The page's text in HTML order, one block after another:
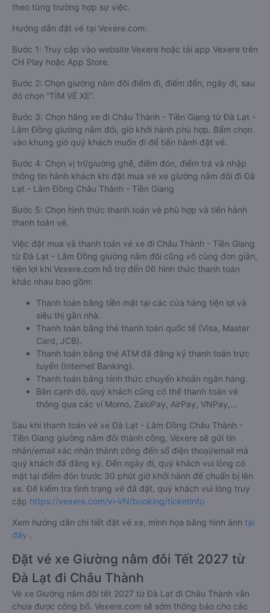
theo từng trường hợp sự việc.
Hướng dẫn đặt vé tại Vexere.com:
Bước 1: Truy cập vào website Vexere hoặc tải app Vexere trên
CH Play hoặc App Store.
Bước 2: Chọn giường nằm đôi điểm đi, điểm đến, ngày đi, sau
đó chọn “TÌM VÉ XE”.
Bước 3: Chọn hãng xe đi Châu Thành - Tiền Giang từ Đà Lạt -
Lâm Đồng giường nằm đôi, giờ khởi hành phù hợp. Bấm chọn
vào khung giờ quý khách muốn đi để tiến hành đặt vé.
Bước 4: Chọn vị trí/giường ghế, điểm đón, điểm trả và nhập
thông tin hành khách khi đặt mua vé xe giường nằm đôi đi Đà
Lạt - Lâm Đồng Châu Thành - Tiền Giang
Bước 5: Chọn hình thức thanh toán vé phù hợp và tiến hành
thanh toán vé.
Việc đặt mua và thanh toán vé xe đi Châu Thành - Tiền Giang
từ Đà Lạt - Lâm Đồng giường nằm đôi cũng vô cùng đơn giản,
tiện lợi khi Vexere.com hỗ trợ đến 06 hình thức thanh toán
khác nhau bao gồm:
Thanh toán bằng tiền mặt tại các cửa hàng tiện lợi và
siêu thị gần nhà.
Thanh toán bằng thẻ thanh toán quốc tế (Visa, Master
Card, JCB).
Thanh toán bằng thẻ ATM đã đăng ký thanh toán trực
tuyến (Internet Banking).
Thanh toán bằng hình thức chuyển khoản ngân hàng.
Bên cạnh đó, quý khách cũng có thể thanh toán vé
thông qua các ví Momo, ZaloPay, AirPay, VNPay,…
Sau khi thanh toán vé xe Đà Lạt - Lâm Đồng Châu Thành -
Tiền Giang giường nằm đôi thành công, Vexere sẽ gửi tin
nhắn/email xác nhận thành công đến số điện thoại/email mà
quý khách đã đăng ký. Đến ngày đi, quý khách vui lòng có
mặt tại điểm đón trước 30 phút giờ khởi hành để chuẩn bị lên
xe. Để kiểm tra tình trạng vé đã đặt, quý khách vui lòng truy
cập https://vexere.com/vi-VN/booking/ticketinfo
Xem hướng dẫn chi tiết đặt vé xe, minh họa bằng hình ảnh tại
đây .
Đặt vé xe Giường nằm đôi Tết 2027 từ
Đà Lạt đi Châu Thành
Vé xe Giường nằm đôi tết 2027 từ Đà Lạt đi Châu Thành vẫn
chưa được công bố. Vexere.com sẽ sớm thông báo cho các